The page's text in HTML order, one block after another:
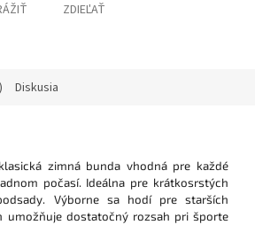
ZDIEĽAŤ
Diskusia
zimná bunda vhodná pre každé
počasí. Ideálna pre krátkosrstých
Výborne sa hodí pre starších
umožňuje dostatočný rozsah pri športe